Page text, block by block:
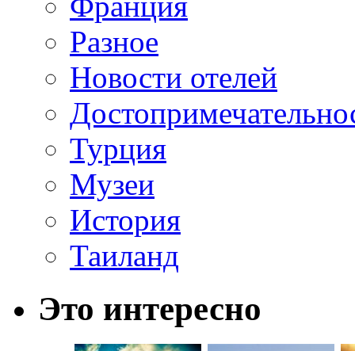
Разное
Новости отелей
Турция
Музеи
История
Таиланд
Это интересно